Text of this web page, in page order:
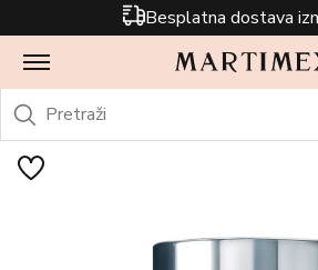
Besplatna dostava